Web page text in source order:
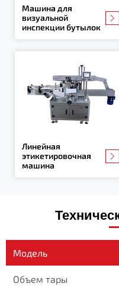
Машина для
визуальной
инспекции бутылок
Линейная
этикетировочная
машина
Модель
Объем тары